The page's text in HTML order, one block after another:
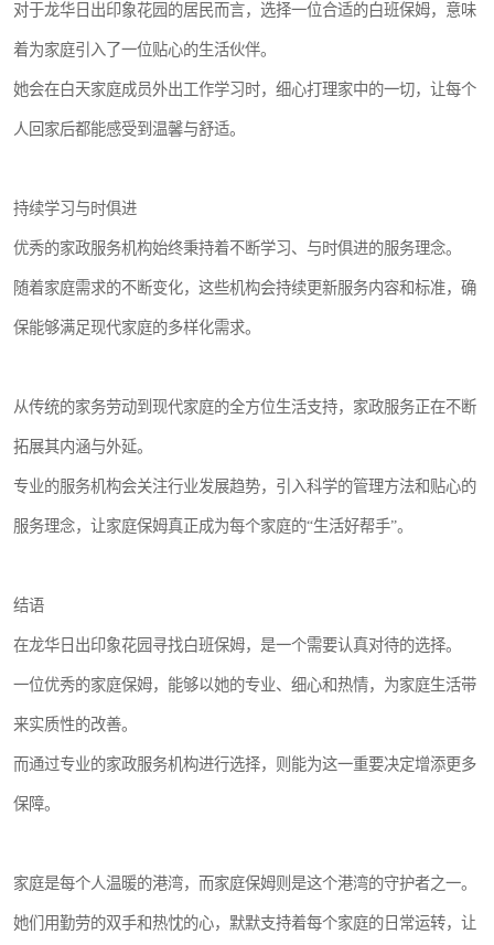
对于龙华日出印象花园的居民而言，选择一位合适的白班保姆，意味
着为家庭引入了一位贴心的生活伙伴。
她会在白天家庭成员外出工作学习时，细心打理家中的一切，让每个
人回家后都能感受到温馨与舒适。
持续学习与时俱进
优秀的家政服务机构始终秉持着不断学习、与时俱进的服务理念。
随着家庭需求的不断变化，这些机构会持续更新服务内容和标准，确
保能够满足现代家庭的多样化需求。
从传统的家务劳动到现代家庭的全方位生活支持，家政服务正在不断
拓展其内涵与外延。
专业的服务机构会关注行业发展趋势，引入科学的管理方法和贴心的
服务理念，让家庭保姆真正成为每个家庭的“生活好帮手”。
结语
在龙华日出印象花园寻找白班保姆，是一个需要认真对待的选择。
一位优秀的家庭保姆，能够以她的专业、细心和热情，为家庭生活带
来实质性的改善。
而通过专业的家政服务机构进行选择，则能为这一重要决定增添更多
保障。
家庭是每个人温暖的港湾，而家庭保姆则是这个港湾的守护者之一。
她们用勤劳的双手和热忱的心，默默支持着每个家庭的日常运转，让